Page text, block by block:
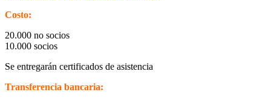
Costo:
20.000 no socios
10.000 socios
Se entregarán certificados de asistencia
Transferencia bancaria: